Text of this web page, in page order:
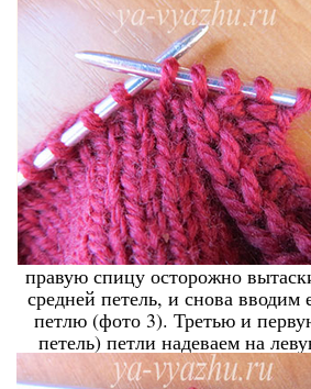
правую спицу осторожно
средней петель, и снова вводим
петлю (фото 3). Третью и
петель) петли надеваем на